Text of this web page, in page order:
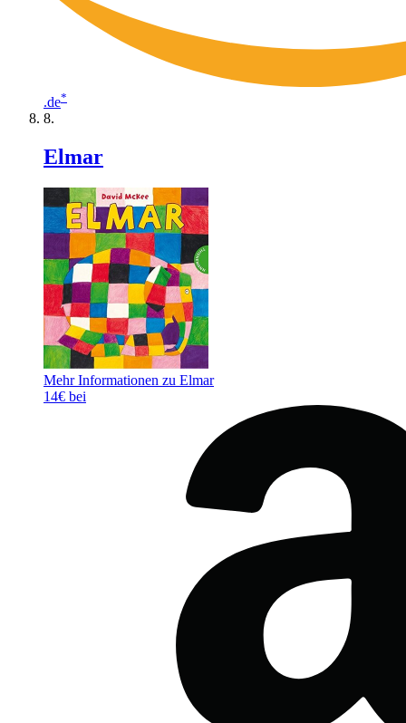
.de*
Elmar
Mehr Informationen zu Elmar
14€ bei